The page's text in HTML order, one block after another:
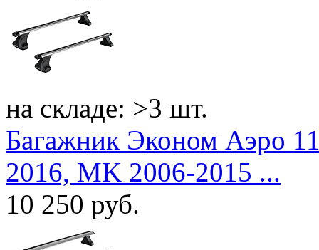
на складе: >3 шт.
Багажник Эконом Аэро
2016, MK 2006-2015 ...
10 250 руб.